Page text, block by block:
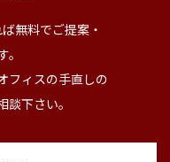
無料でご提案・
フィスの手直しの
下さい。